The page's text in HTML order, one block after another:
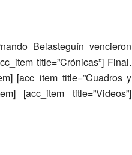
Belasteguín vencieron
title=”Crónicas”] Final.
[acc_item title=”Cuadros y
[acc_item title=”Videos”]